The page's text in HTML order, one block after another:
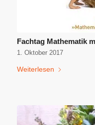
Fachtag Mathematik
1. Oktober 2017
Weiterlesen